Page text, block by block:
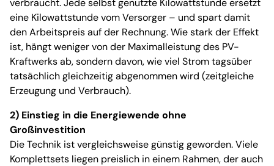
eine Kilowattstunde vom Versorger – und spart damit
den Arbeitspreis auf der Rechnung. Wie stark der Effekt
ist, hängt weniger von der Maximalleistung des PV-
Kraftwerks ab, sondern davon, wie viel Strom tagsüber
tatsächlich gleichzeitig abgenommen wird (zeitgleiche
Erzeugung und Verbrauch).
2) Einstieg in die Energiewende ohne
Großinvestition
Die Technik ist vergleichsweise günstig geworden. Viele
Komplettsets liegen preislich in einem Rahmen, der auch